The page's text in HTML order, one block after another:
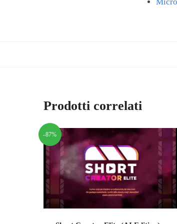
Prodotti correlati
-87%